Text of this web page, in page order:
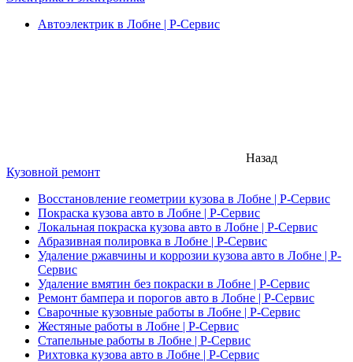
Автоэлектрик в Лобне | Р-Сервис
Назад
Кузовной ремонт
Восстановление геометрии кузова в Лобне | Р-Сервис
Покраска кузова авто в Лобне | Р-Сервис
Локальная покраска кузова авто в Лобне | Р-Сервис
Абразивная полировка в Лобне | Р-Сервис
Удаление ржавчины и коррозии кузова авто в Лобне | Р-
Сервис
Удаление вмятин без покраски в Лобне | Р-Сервис
Ремонт бампера и порогов авто в Лобне | Р-Сервис
Сварочные кузовные работы в Лобне | Р-Сервис
Жестяные работы в Лобне | Р-Сервис
Стапельные работы в Лобне | Р-Сервис
Рихтовка кузова авто в Лобне | Р-Сервис